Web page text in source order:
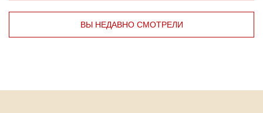
⇦ ⇨
ВЫ НЕДАВНО СМОТРЕЛИ